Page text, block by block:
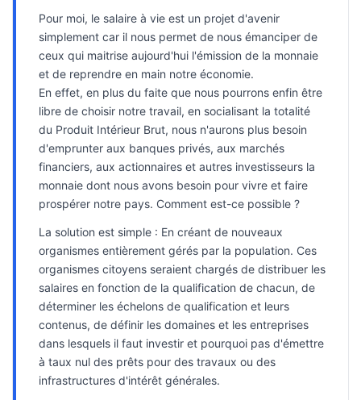
Pour moi, le salaire à vie est un projet d'avenir
simplement car il nous permet de nous émanciper de
ceux qui maitrise aujourd'hui l'émission de la monnaie
et de reprendre en main notre économie.
En effet, en plus du faite que nous pourrons enfin être
libre de choisir notre travail, en socialisant la totalité
du Produit Intérieur Brut, nous n'aurons plus besoin
d'emprunter aux banques privés, aux marchés
financiers, aux actionnaires et autres investisseurs la
monnaie dont nous avons besoin pour vivre et faire
prospérer notre pays. Comment est-ce possible ?
La solution est simple : En créant de nouveaux
organismes entièrement gérés par la population. Ces
organismes citoyens seraient chargés de distribuer les
salaires en fonction de la qualification de chacun, de
déterminer les échelons de qualification et leurs
contenus, de définir les domaines et les entreprises
dans lesquels il faut investir et pourquoi pas d'émettre
à taux nul des prêts pour des travaux ou des
infrastructures d'intérêt générales.